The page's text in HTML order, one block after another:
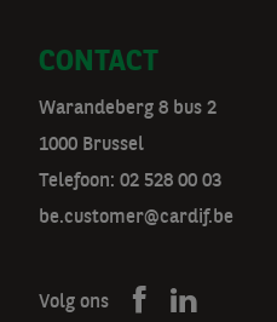
CONTACT
Warandeberg 8 bus 2
1000 Brussel
Telefoon: 02 528 00 03
be.customer@cardif.be
Volg ons